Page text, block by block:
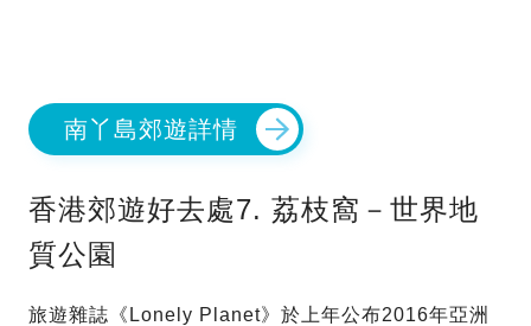
南丫島郊遊詳情
香港郊遊好去處7. 荔枝窩－世界地
質公園
旅遊雜誌《Lonely Planet》於上年公布2016年亞洲